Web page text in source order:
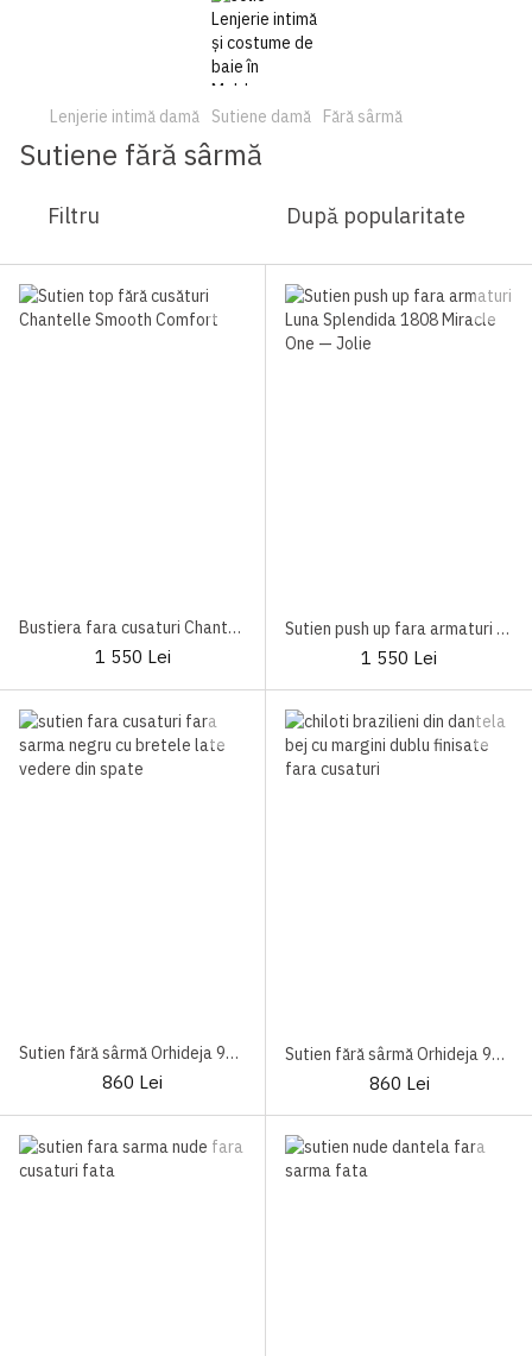
Lenjerie intimă damă Sutiene damă Fără sârmă
Sutiene fără sârmă
Filtru După popularitate
Bustiera fara cusaturi Chantelle Smooth Comfort C10U10
1 550 Lei
Sutien push up fara armaturi Luna Splendida 1808 Miracle One
1 550 Lei
Sutien fără sârmă Orhideja 950-000 Black
860 Lei
Sutien fără sârmă Orhideja 950-000 Nude
860 Lei